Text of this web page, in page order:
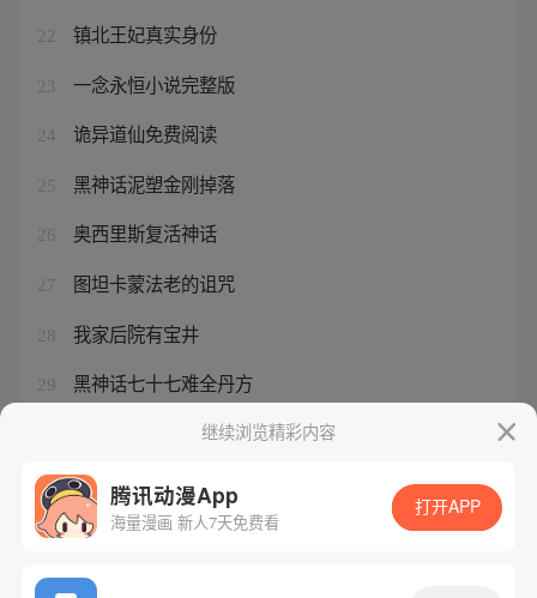
22 镇北王妃真实身份
23 一念永恒小说完整版
24 诡异道仙免费阅读
25 黑神话泥塑金刚掉落
26 奥西里斯复活神话
27 图坦卡蒙法老的诅咒
28 我家后院有宝井
29 黑神话七十七难全丹方
黑神话悟空的所有武器名字
继续浏览精彩内容
腾讯动漫App
海量漫画 新人7天免费看
打开APP